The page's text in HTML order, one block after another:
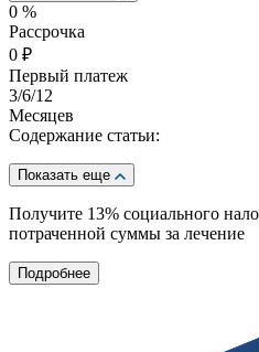
0 %
Рассрочка
0 ₽
Первый платеж
3/6/12
Месяцев
Содержание статьи:
Показать еще
Получите 13% социального
потраченной суммы за лечение
Подробнее